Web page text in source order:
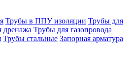
Трубы в ППУ изоляции Трубы для
дренажа Трубы для газопровода
Трубы стальные Запорная арматура